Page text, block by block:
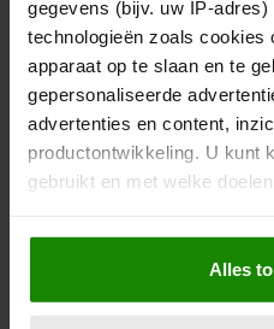
gegevens (bijv. uw IP-adres)
technologieën zoals cookies
apparaat op te slaan en te
gepersonaliseerde
advertenties en content,
productontwikkeling. U kunt
gebruikt en met welke
Als u het toestaat, willen we
Informatie
locatie, die tot een paar
Alles
Heb je na je
nodig?